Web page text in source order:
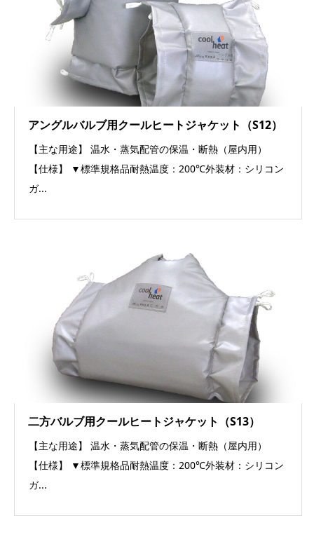
アングルバルブ用クールヒートジャケット（S12）
【主な用途】 温水・蒸気配管の保温・断熱（屋内用）
【仕様】 ▼標準規格品耐熱温度：200℃外装材：シリコン
ガ...
二方バルブ用クールヒートジャケット（S13）
【主な用途】 温水・蒸気配管の保温・断熱（屋内用）
【仕様】 ▼標準規格品耐熱温度：200℃外装材：シリコン
ガ...